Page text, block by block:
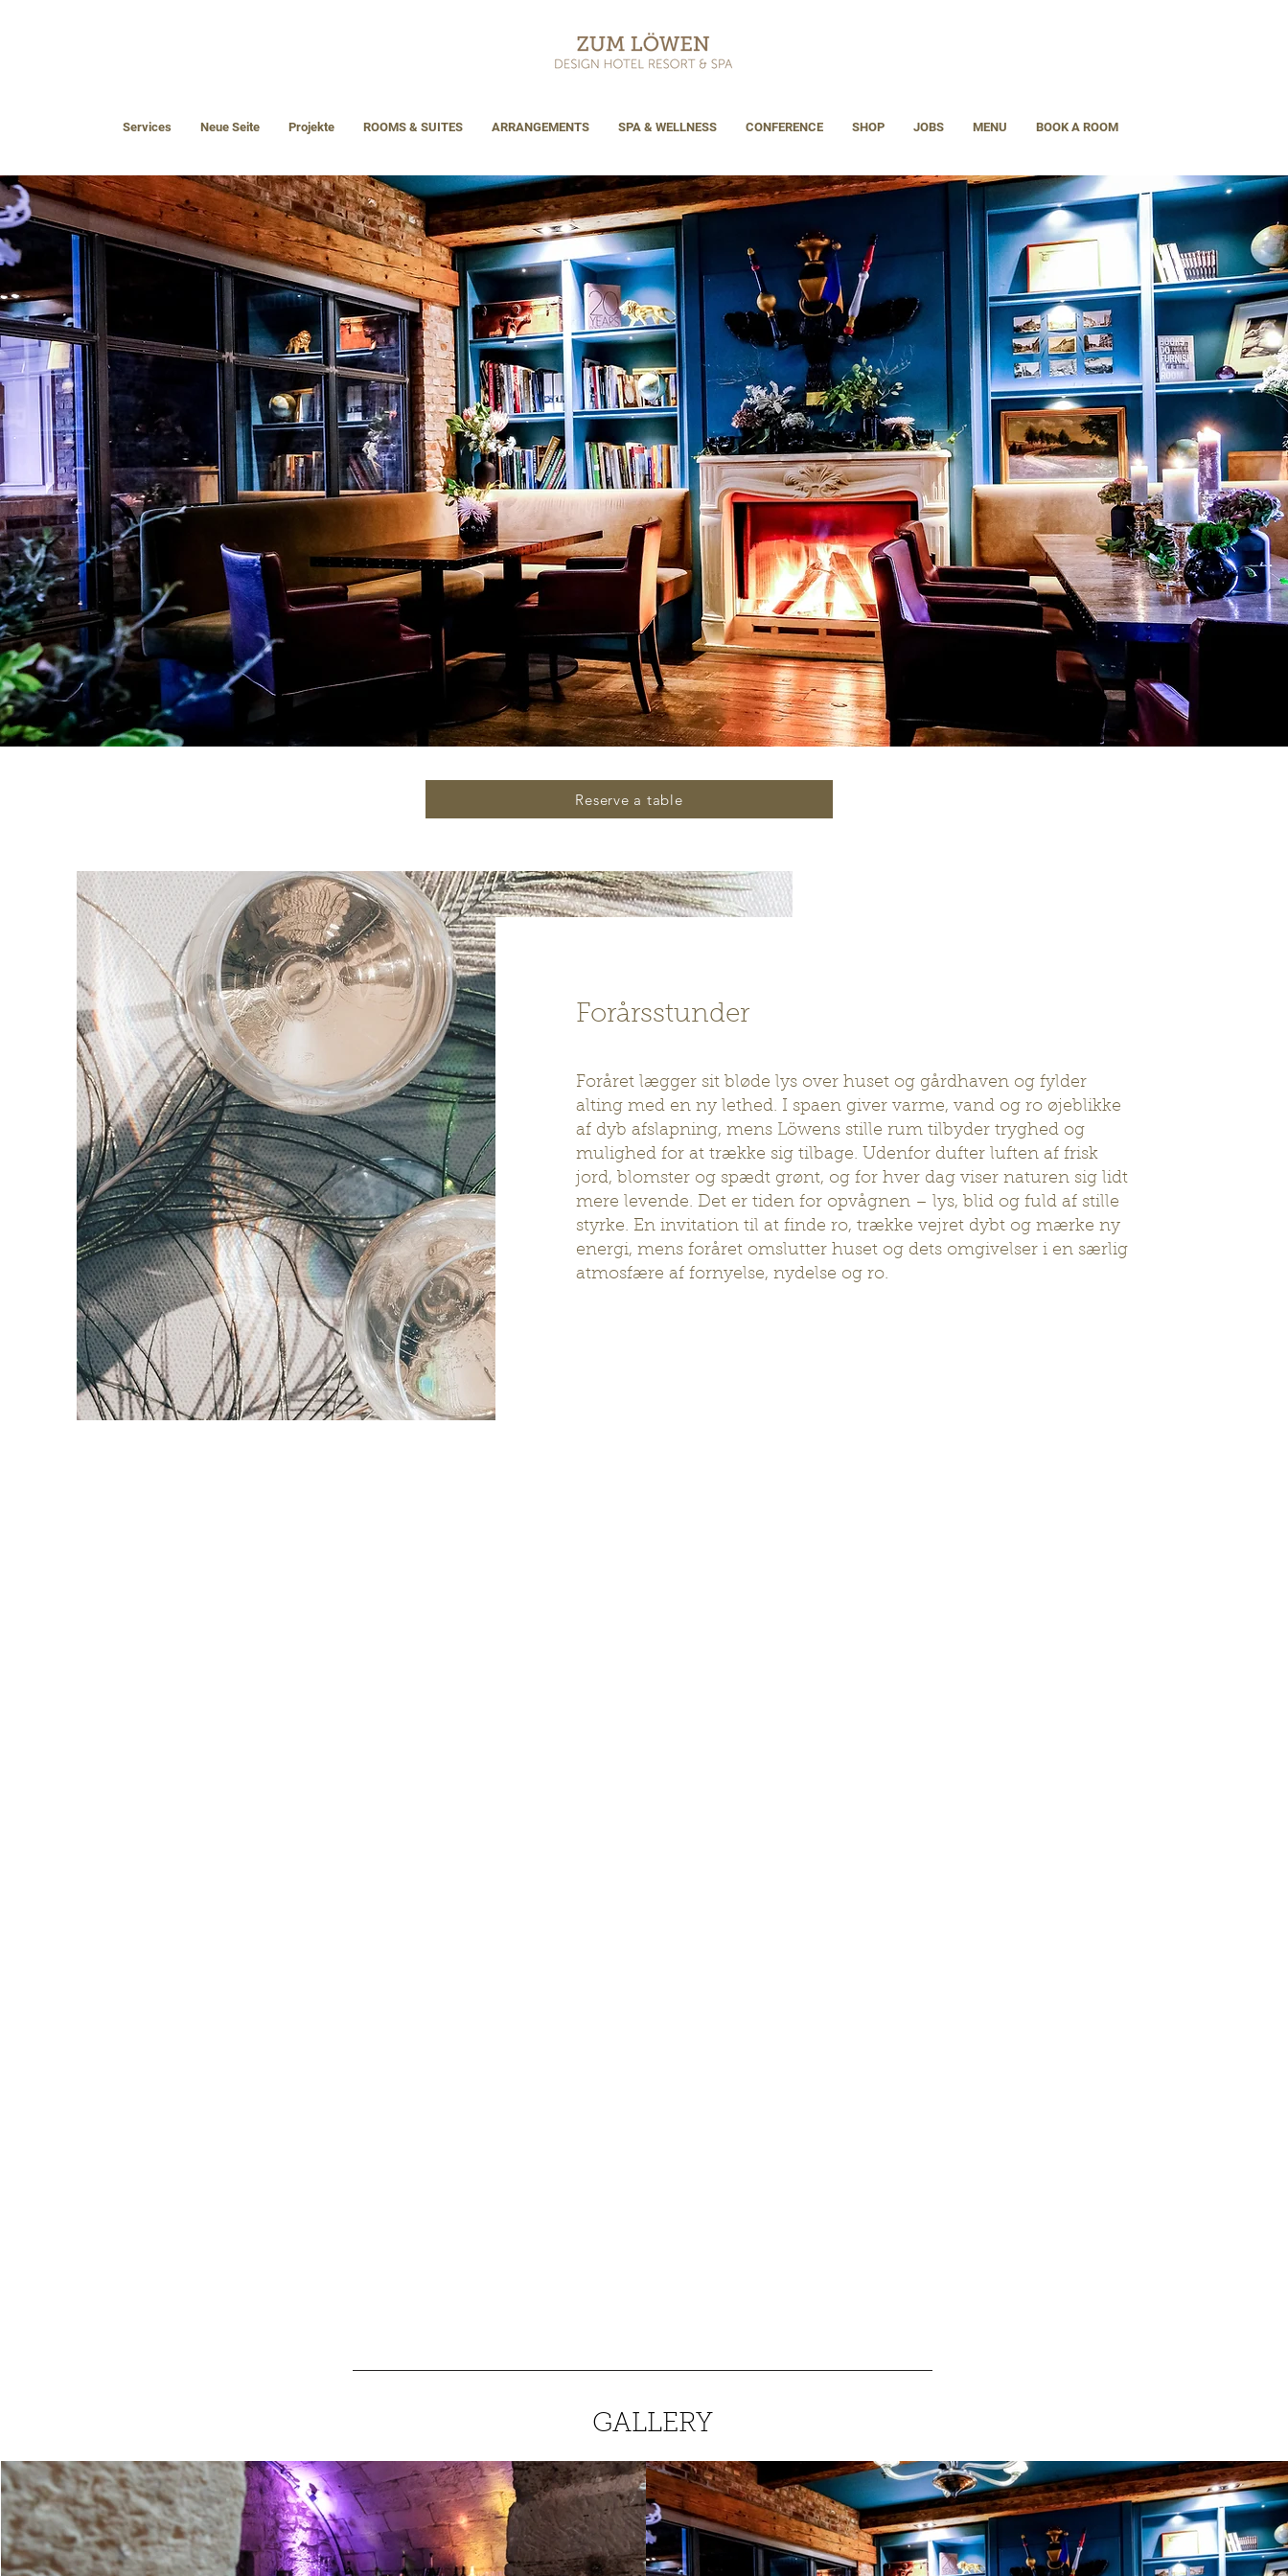
Services Neue Seite Projekte ROOMS & SUITES ARRANGEMENTS SPA & WELLNESS CONFERENCE SHOP JOBS MENU BOOK A ROOM
Reserve a table
Forårsstunder
Foråret lægger sit bløde lys over huset og gårdhaven og fylder
alting med en ny lethed. I spaen giver varme, vand og ro øjeblikke
af dyb afslapning, mens Löwens stille rum tilbyder tryghed og
mulighed for at trække sig tilbage. Udenfor dufter luften af frisk
jord, blomster og spædt grønt, og for hver dag viser naturen sig lidt
mere levende. Det er tiden for opvågnen – lys, blid og fuld af stille
styrke. En invitation til at finde ro, trække vejret dybt og mærke ny
energi, mens foråret omslutter huset og dets omgivelser i en særlig
atmosfære af fornyelse, nydelse og ro.
GALLERY